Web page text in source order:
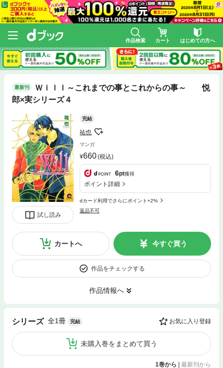
作品検索 カート はじめての方へ
最新刊
Ｗｉｌｌ～これまでの事とこれからの事～ 悦
郎×実シリーズ４
試し読み
完結
祐也
マンガ
660(税込)
6pt獲得
ポイント詳細
dカード利用でさらにポイント+2%
返品不可
カートへ 今すぐ買う
作品をチェックする
作品情報へ
シリーズ 全1冊 完結 お気に入り登録
未購入巻をまとめて買う
1巻から | 最新刊から